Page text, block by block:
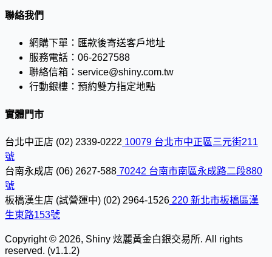
聯絡我們
網購下單： 匯款後寄送客戶地址
服務電話： 06-2627588
聯絡信箱： service@shiny.com.tw
行動銀樓： 預約雙方指定地點
實體門市
台北中正店 (02) 2339-0222 10079 台北市中正區三元街211
號
台南永成店 (06) 2627-588 70242 台南市南區永成路二段880
號
板橋漢生店 (試營運中) (02) 2964-1526 220 新北市板橋區漢
生東路153號
Copyright © 2026, Shiny 炫麗黃金白銀交易所. All rights
reserved. (v1.1.2)